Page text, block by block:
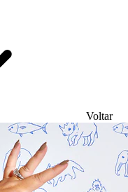
Voltar